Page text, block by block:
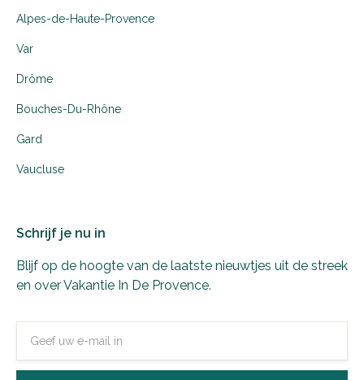
Alpes-de-Haute-Provence
Var
Drôme
Bouches-Du-Rhône
Gard
Vaucluse
Schrijf je nu in
Blijf op de hoogte van de laatste nieuwtjes uit de streek
en over Vakantie In De Provence.